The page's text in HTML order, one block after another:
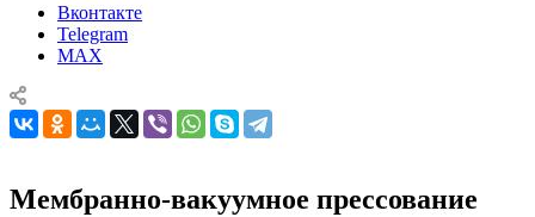
Вконтакте
Telegram
MAX
Мембранно-вакуумное прессование